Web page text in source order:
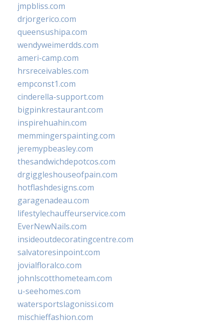
jmpbliss.com
drjorgerico.com
queensushipa.com
wendyweimerdds.com
ameri-camp.com
hrsreceivables.com
empconst1.com
cinderella-support.com
bigpinkrestaurant.com
inspirehuahin.com
memmingerspainting.com
jeremypbeasley.com
thesandwichdepotcos.com
drgiggleshouseofpain.com
hotflashdesigns.com
garagenadeau.com
lifestylechauffeurservice.com
EverNewNails.com
insideoutdecoratingcentre.com
salvatoresinpoint.com
jovialfloralco.com
johnlscotthometeam.com
u-seehomes.com
watersportslagonissi.com
mischieffashion.com